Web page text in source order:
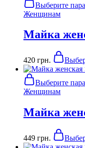
Выберите
Женщинам
Майка
420 грн.
Выберите
Женщинам
Майка
449 грн.